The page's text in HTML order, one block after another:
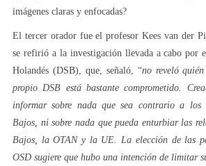
imágenes claras y enfocadas?
El tercer orador fue el profesor Kees van der
se refirió a la investigación llevada a cabo por
Holandés (DSB), que, señaló, “no reveló
propio DSB está bastante comprometido.
informar sobre nada que sea contrario a los
Bajos, ni sobre nada que pueda enturbiar las
Bajos, la OTAN y la UE. La elección de las
OSD sugiere que hubo una intención de limitar